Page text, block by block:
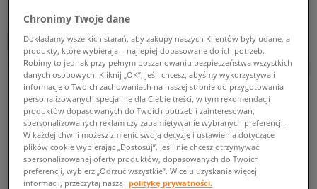
Chronimy Twoje dane
Dokładamy wszelkich starań, aby zakupy naszych Klientów były udane, a
produkty, które wybierają – najlepiej dopasowane do ich potrzeb.
Robimy to jednak przy pełnym poszanowaniu bezpieczeństwa wszystkich
danych osobowych. Kliknij „OK”, jeśli chcesz, abyśmy wykorzystywali
informacje o Twoich zachowaniach na naszej stronie do przygotowania
personalizowanych specjalnie dla Ciebie treści, w tym rekomendacji
produktów dopasowanych do Twoich potrzeb i zainteresowań,
spersonalizowanych reklam czy zapamiętywanie wybranych preferencji.
W każdej chwili możesz zmienić swoją decyzję i ustawienia dotyczące
plików cookie wybierając „Dostosuj”. Jeśli nie chcesz otrzymywać
spersonalizowanej oferty produktów, dopasowanych do Twoich
preferencji, wybierz „Odrzuć wszystkie”. W celu uzyskania więcej
informacji, przeczytaj naszą politykę prywatności.